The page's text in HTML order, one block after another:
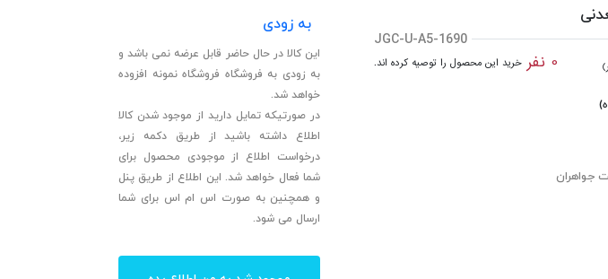
JGC-U-A5-1690
0 نفر خرید این محصول را توصیه کرده اند.
جواهران
به زودی
این کالا در حال حاضر قابل عرضه نمی باشد و
به زودی به فروشگاه فروشگاه نمونه افزوده
خواهد شد.
در صورتیکه تمایل دارید از موجود شدن کالا
اطلاع داشته باشید از طریق دکمه زیر،
درخواست اطلاع از موجودی محصول برای
شما فعال خواهد شد. این اطلاع از طریق پنل
و همچنین به صورت اس ام اس برای شما
ارسال می شود.